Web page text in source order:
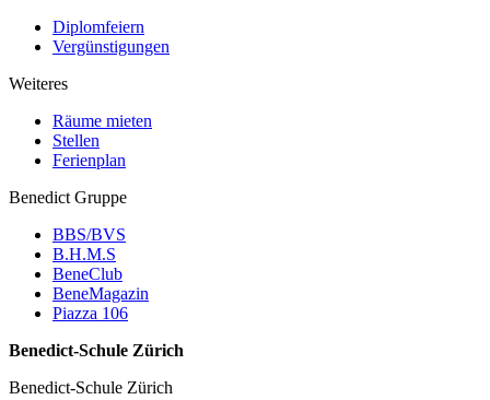
Diplomfeiern
Vergünstigungen
Weiteres
Räume mieten
Stellen
Ferienplan
Benedict Gruppe
BBS/BVS
B.H.M.S
BeneClub
BeneMagazin
Piazza 106
Benedict-Schule Zürich
Benedict-Schule Zürich